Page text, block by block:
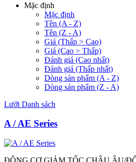
Mặc định
Mặc định
Tên (A - Z)
Tên (Z - A)
Giá (Thấp > Cao)
Giá (Cao > Thấp)
Đánh giá (Cao nhất)
Đánh giá (Thấp nhất)
Dòng sản phẩm (A - Z)
Dòng sản phẩm (Z - A)
Lưới Danh sách
A / AE Series